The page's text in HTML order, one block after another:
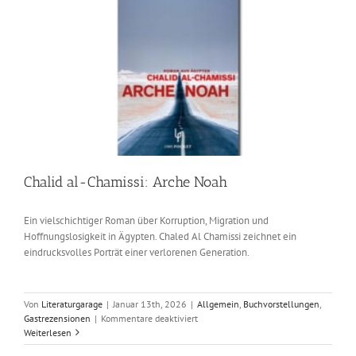
Chalid al-Chamissi: Arche Noah
Ein vielschichtiger Roman über Korruption, Migration und
Hoffnungslosigkeit in Ägypten. Chaled Al Chamissi zeichnet ein
eindrucksvolles Porträt einer verlorenen Generation.
Von Literaturgarage | Januar 13th, 2026 | Allgemein Buchvorstellungen
Gastrezensionen | Kommentare deaktiviertfür
al-
Weiterlesen